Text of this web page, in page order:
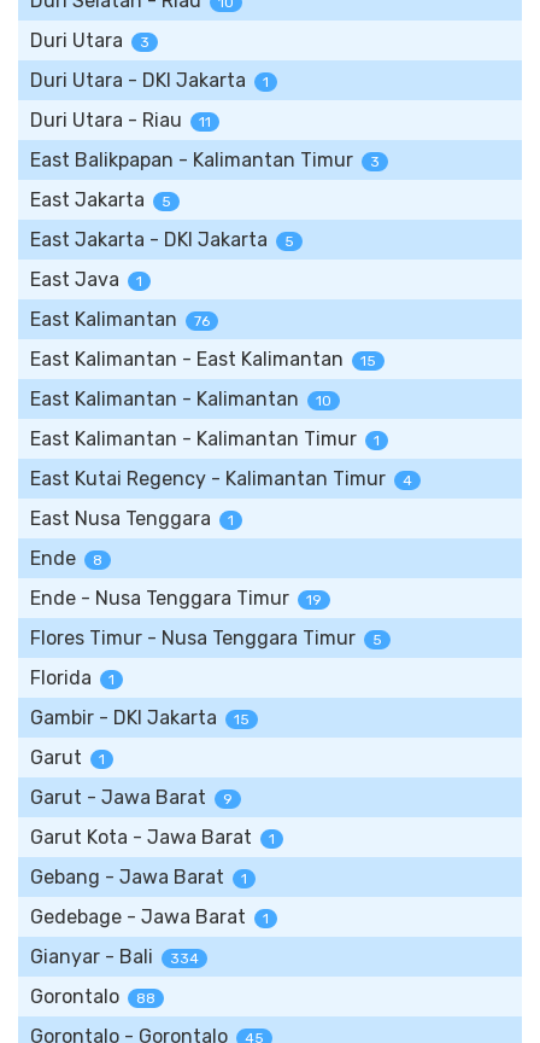
Duri Utara 3
Duri Utara - DKI Jakarta 1
Duri Utara - Riau 11
East Balikpapan - Kalimantan Timur 3
East Jakarta 5
East Jakarta - DKI Jakarta 5
East Java 1
East Kalimantan 76
East Kalimantan - East Kalimantan 15
East Kalimantan - Kalimantan 10
East Kalimantan - Kalimantan Timur 1
East Kutai Regency - Kalimantan Timur 4
East Nusa Tenggara 1
Ende 8
Ende - Nusa Tenggara Timur 19
Flores Timur - Nusa Tenggara Timur 5
Florida 1
Gambir - DKI Jakarta 15
Garut 1
Garut - Jawa Barat 9
Garut Kota - Jawa Barat 1
Gebang - Jawa Barat 1
Gedebage - Jawa Barat 1
Gianyar - Bali 334
Gorontalo 88
Gorontalo - Gorontalo 45